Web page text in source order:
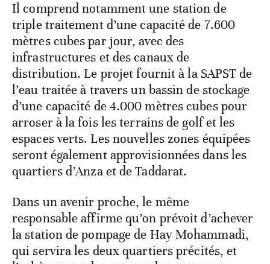
Il comprend notamment une station de
triple traitement d’une capacité de 7.600
mètres cubes par jour, avec des
infrastructures et des canaux de
distribution. Le projet fournit à la SAPST de
l’eau traitée à travers un bassin de stockage
d’une capacité de 4.000 mètres cubes pour
arroser à la fois les terrains de golf et les
espaces verts. Les nouvelles zones équipées
seront également approvisionnées dans les
quartiers d’Anza et de Taddarat.
Dans un avenir proche, le même
responsable affirme qu’on prévoit d’achever
la station de pompage de Hay Mohammadi,
qui servira les deux quartiers précités, et